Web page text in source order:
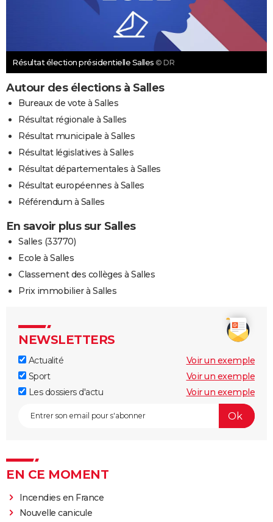
Résultat élection présidentielle Salles © DR
Autour des élections à Salles
Bureaux de vote à Salles
Résultat régionale à Salles
Résultat municipale à Salles
Résultat législatives à Salles
Résultat départementales à Salles
Résultat européennes à Salles
Référendum à Salles
En savoir plus sur Salles
Salles (33770)
Ecole à Salles
Classement des collèges à Salles
Prix immobilier à Salles
NEWSLETTERS
Actualité
Voir un exemple
Sport
Voir un exemple
Les dossiers d'actu
Voir un exemple
EN CE MOMENT
Incendies en France
Nouvelle canicule